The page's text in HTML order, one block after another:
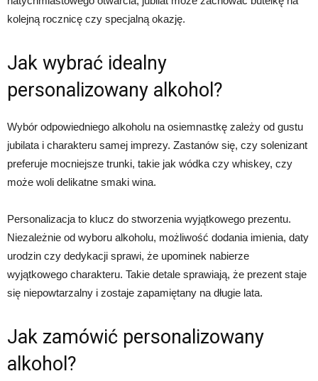
kolejną rocznicę czy specjalną okazję.
Jak wybrać idealny
personalizowany alkohol?
Wybór odpowiedniego alkoholu na osiemnastkę zależy od gustu
jubilata i charakteru samej imprezy. Zastanów się, czy solenizant
preferuje mocniejsze trunki, takie jak wódka czy whiskey, czy
może woli delikatne smaki wina.
Personalizacja to klucz do stworzenia wyjątkowego prezentu.
Niezależnie od wyboru alkoholu, możliwość dodania imienia, daty
urodzin czy dedykacji sprawi, że upominek nabierze
wyjątkowego charakteru. Takie detale sprawiają, że prezent staje
się niepowtarzalny i zostaje zapamiętany na długie lata.
Jak zamówić personalizowany
alkohol?